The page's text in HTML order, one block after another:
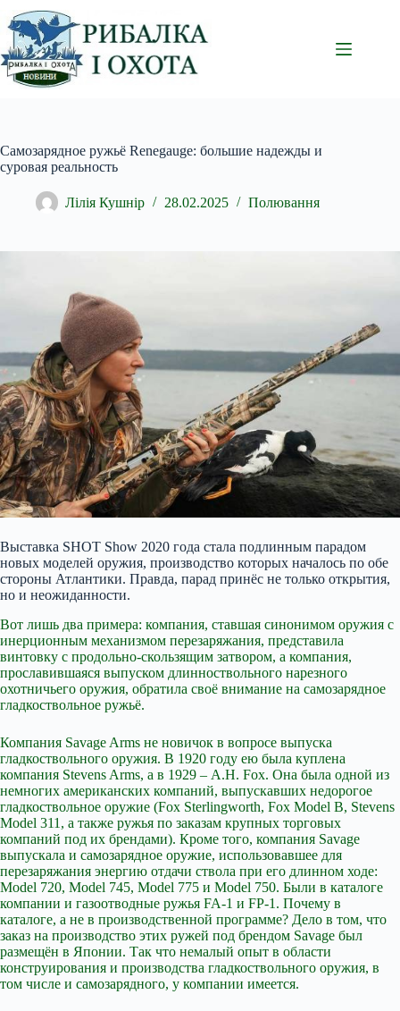
Перейти
до
вмісту
Самозарядное ружьё Renegauge: большие надежды и
суровая реальность
Лілія Кушнір 28.02.2025 Полювання
Выставка SHOT Show 2020 года стала подлинным парадом
новых моделей оружия, производство которых началось по обе
стороны Атлантики. Правда, парад принёс не только открытия,
но и неожиданности.
Вот лишь два примера: компания, ставшая синонимом оружия с
инерционным механизмом перезаряжания, представила
винтовку c продольно-скользящим затвором, а компания,
прославившаяся выпуском длинноствольного нарезного
охотничьего оружия, обратила своё внимание на самозарядное
гладкоствольное ружьё.
Компания Savage Arms не новичок в вопросе выпуска
гладкоствольного оружия. В 1920 году ею была куплена
компания Stevens Arms, а в 1929 – A.H. Fox. Она была одной из
немногих американских компаний, выпускавших недорогое
гладкоствольное оружие (Fox Sterlingworth, Fox Model B, Stevens
Model 311, а также ружья по заказам крупных торговых
компаний под их брендами). Кроме того, компания Savage
выпускала и самозарядное оружие, использовавшее для
перезаряжания энергию отдачи ствола при его длинном ходе:
Model 720, Model 745, Model 775 и Model 750. Были в каталоге
компании и газоотводные ружья FA-1 и FP-1. Почему в
каталоге, а не в производственной программе? Дело в том, что
заказ на производство этих ружей под брендом Savage был
размещён в Японии. Так что немалый опыт в области
конструирования и производства гладкоствольного оружия, в
том числе и самозарядного, у компании имеется.